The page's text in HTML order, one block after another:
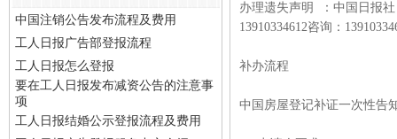
中国注销公告发布流程及费用
工人日报广告部登报流程
工人日报怎么登报
要在工人日报发布减资公告的注意事
项
工人日报结婚公示登报流程及费用
办理遗失声明 ：中国日报
13910334612咨询：
补办流程
中国房屋登记补证一次性告